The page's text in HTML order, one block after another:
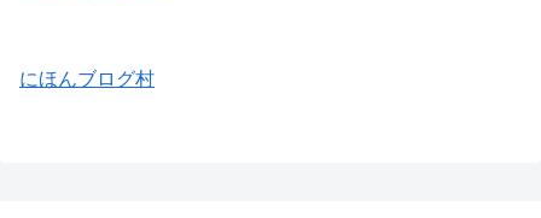
にほんブログ村